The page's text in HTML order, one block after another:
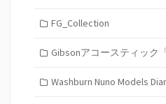
FG_Collection
Gibsonアコースティック
Washburn Nuno Models